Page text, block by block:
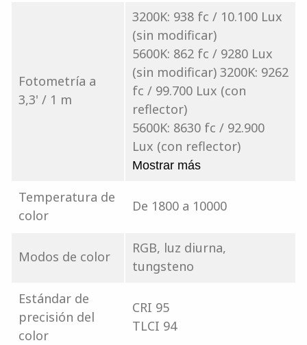
Fotometría a
3,3' / 1 m
3200K: 938 fc / 10.100 Lux
(sin modificar)
5600K: 862 fc / 9280 Lux
(sin modificar) 3200K: 9262
fc / 99.700 Lux (con
reflector)
5600K: 8630 fc / 92.900
Lux (con reflector)
Mostrar más
Temperatura de
color
De 1800 a 10000
Modos de color
RGB, luz diurna,
tungsteno
Estándar de
precisión del
color
CRI 95
TLCI 94